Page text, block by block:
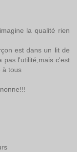
la qualité rien
est dans un lit de
pas l'utilité,mais c'est
à tous